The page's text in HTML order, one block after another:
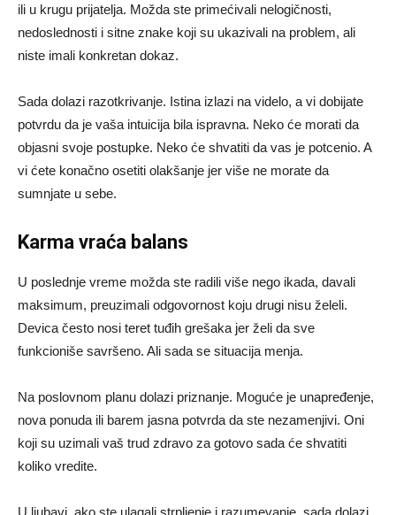
ili u krugu prijatelja. Možda ste primećivali nelogičnosti,
nedoslednosti i sitne znake koji su ukazivali na problem, ali
niste imali konkretan dokaz.
Sada dolazi razotkrivanje. Istina izlazi na videlo, a vi dobijate
potvrdu da je vaša intuicija bila ispravna. Neko će morati da
objasni svoje postupke. Neko će shvatiti da vas je potcenio. A
vi ćete konačno osetiti olakšanje jer više ne morate da
sumnjate u sebe.
Karma vraća balans
U poslednje vreme možda ste radili više nego ikada, davali
maksimum, preuzimali odgovornost koju drugi nisu želeli.
Devica često nosi teret tuđih grešaka jer želi da sve
funkcioniše savršeno. Ali sada se situacija menja.
Na poslovnom planu dolazi priznanje. Moguće je unapređenje,
nova ponuda ili barem jasna potvrda da ste nezamenjivi. Oni
koji su uzimali vaš trud zdravo za gotovo sada će shvatiti
koliko vredite.
U ljubavi, ako ste ulagali strpljenje i razumevanje, sada dolazi